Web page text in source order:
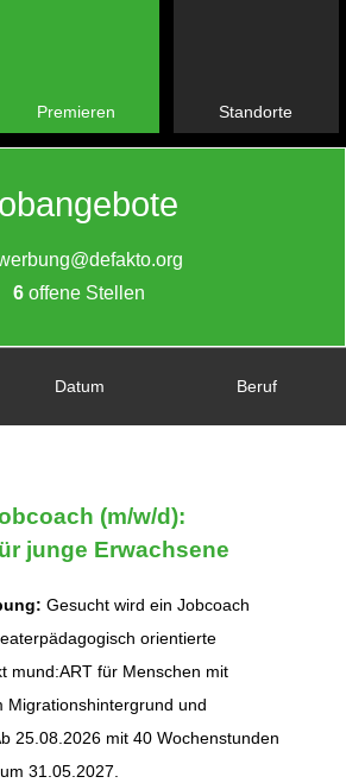
Premieren Standorte
6 offene Stellen
Datum Beruf
(m/w/d):
junge Erwachsene
Gesucht wird ein Jobcoach
orientierte
mund:ART für Menschen mit
Migrationshintergrund und
25.08.2026 mit 40 Wochenstunden
31.05.2027.